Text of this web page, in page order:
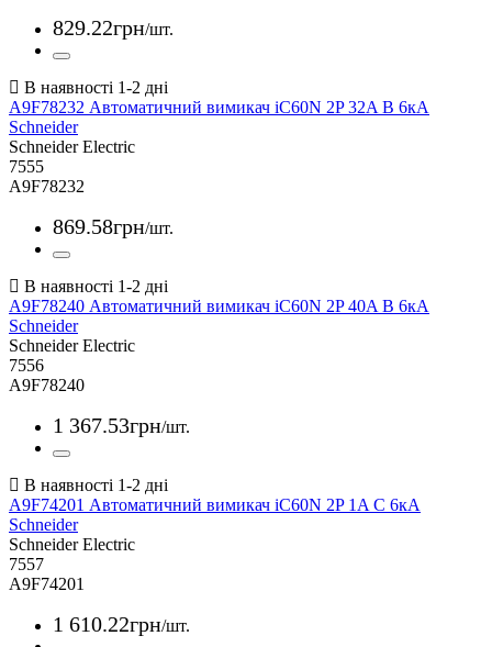
829.22грн/шт.
A9F78232 Автоматичний вимикач iC60N 2P 32A В 6кА
Schneider
Schneider Electric
7555
A9F78232
869.58грн/шт.
A9F78240 Автоматичний вимикач iC60N 2P 40A В 6кА
Schneider
Schneider Electric
7556
A9F78240
1 367.53грн/шт.
A9F74201 Автоматичний вимикач iC60N 2P 1A С 6кА
Schneider
Schneider Electric
7557
A9F74201
1 610.22грн/шт.